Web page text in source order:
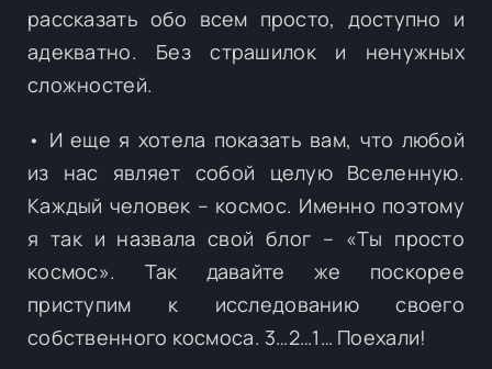
рассказать обо всем просто, доступно и
адекватно. Без страшилок и ненужных
сложностей.
• И еще я хотела показать вам, что любой
из нас являет собой целую Вселенную.
Каждый человек – космос. Именно поэтому
я так и назвала свой блог – «Ты просто
космос». Так давайте же поскорее
приступим к исследованию своего
собственного космоса. 3…2…1… Поехали!